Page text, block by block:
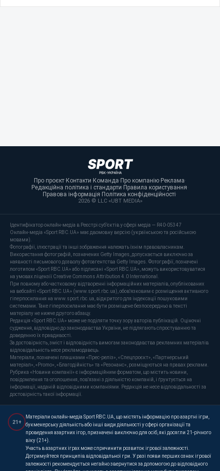
Про проєкт· Контакти· Команда· Про компанію· Реклама·
Редакційна політика і стандарти· Правила користування·
Правова інформація· Політика конфіденційності·
2026 © LLC «UBT MEDIA»
Ідентифікатор онлайн-медіа в Реєстрі суб’єктів у сфері медіа — R40-05347
Онлайн-медіа «Sport RBC.UA» має двомовну версію (українською та російською
мовами).
Фотографії, ілюстрації та інші зображення належать їхнім правовласникам.
Використання фотографій, позначених Getty Images, допускається виключно за
наявності письмового дозволу фотоагентства Getty Images. Фотографії, позначені
логотипом «Sport RBC.UA» або підписані «Sport RBC.UA», можуть використовуватися
на умовах ліцензії Creative Commons Attribution 4.0 International.
При повному або частковому відтворенні інформаційних матеріалів, опублікованих
на вебсайті «Sport RBC.UA» (www.sport.rbc.ua), обов'язковим є розміщення активного
гіперпосилання на www.sport.rbc.ua, відкритого для індексації пошуковими
системами. Таке гіперпосилання має бути розміщене безпосередньо в тексті
матеріалу не нижче другого абзацу.
Редакція «Sport RBC.UA» може не поділяти точку зору авторів публікацій. Оціночні
судження, відповідно до законодавства України, не підлягають спростуванню та
доведенню їх правдивості.
За достовірність, зміст і відповідність вимогам законодавства рекламних матеріалів
відповідальність несе рекламодавець.
Матеріали, позначені плашками «Прес-реліз», «Спецпроєкт», «Партнерський
матеріал», «Promo», «Благодійність» та «Резонанс», розміщуються на правах реклами.
Рубрика «Новини компанії» є інформаційним форматом, що містить новини,
повідомлення та оголошення, пов'язані з діяльністю компаній, і ґрунтується на
інформації, наданій відповідними компаніями. Редакція не несе відповідальності за
достовірність такої інформації.
21+
Матеріали онлайн-медіа Sport RBC.UA, що містять інформацію про азартні ігри,
букмекерську діяльність або інші види діяльності у сфері організації та
проведення азартних ігор, призначені виключно для осіб, які досягли 21-річного
віку (21+).
Участь в азартних іграх може спричинити розвиток ігрової залежності.
Дотримуйтеся принципів відповідальної гри. У разі появи перших ознак ігрової
залежності рекомендується негайно звернутися за допомогою до відповідного